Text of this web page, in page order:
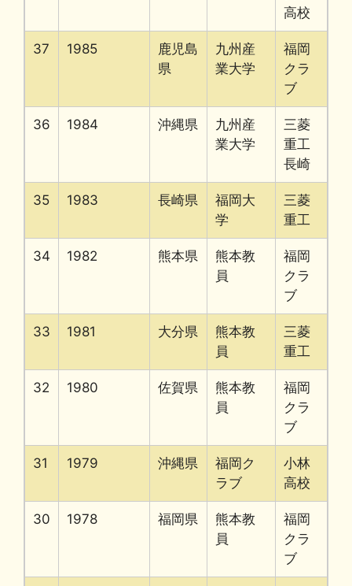
高校
37 1985
鹿児島
県
九州産
業大学
福岡
クラ
ブ
36 1984 沖縄県
九州産
業大学
三菱
重工
長崎
35 1983 長崎県
福岡大
学
三菱
重工
34 1982 熊本県
熊本教
員
福岡
クラ
ブ
33 1981 大分県
熊本教
員
三菱
重工
32 1980 佐賀県
熊本教
員
福岡
クラ
ブ
31 1979 沖縄県
福岡ク
ラブ
小林
高校
30 1978 福岡県
熊本教
員
福岡
クラ
ブ